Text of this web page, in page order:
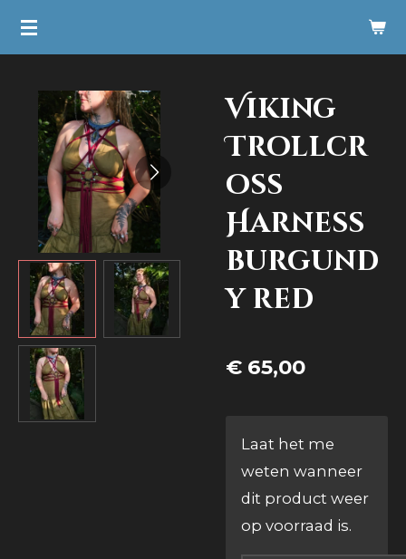
Ga
hoofdinhoud
Viking
Trollcr
oss
Harness
burgund
y red
€ 65,00
Laat het me
weten wanneer
dit product weer
op voorraad is.